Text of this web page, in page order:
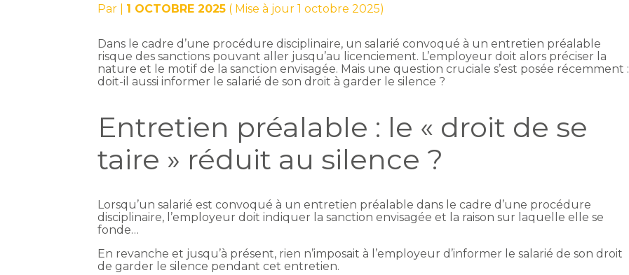
Par 1 OCTOBRE 2025 ( Mise à jour 1 octobre 2025)
Dans le cadre d’une procédure disciplinaire, un salarié convoqué à un entretien préalable
risque des sanctions pouvant aller jusqu’au licenciement. L’employeur doit alors préciser la
nature et le motif de la sanction envisagée. Mais une question cruciale s’est posée récemment :
doit-il aussi informer le salarié de son droit à garder le silence ?
Entretien préalable : le « droit de se
taire » réduit au silence ?
Lorsqu’un salarié est convoqué à un entretien préalable dans le cadre d’une procédure
disciplinaire, l’employeur doit indiquer la sanction envisagée et la raison sur laquelle elle se
fonde…
En revanche et jusqu’à présent, rien n’imposait à l’employeur d’informer le salarié de son droit
de garder le silence pendant cet entretien.